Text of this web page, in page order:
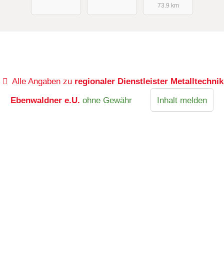
73.9 km
Alle Angaben zu regionaler Dienstleister Metalltechnik
Ebenwaldner e.U. ohne Gewähr Inhalt melden